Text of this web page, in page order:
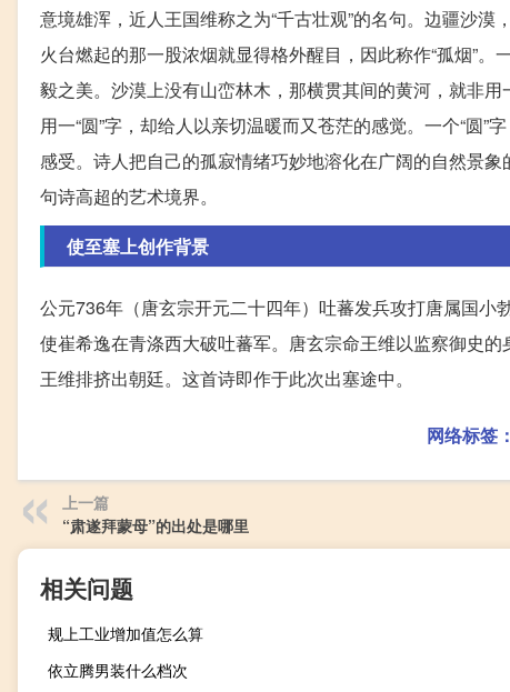
意境雄浑，近人王国维称之为“千古壮观”的名句。边疆沙漠
火台燃起的那一股浓烟就显得格外醒目，因此称作“孤烟”。
毅之美。沙漠上没有山峦林木，那横贯其间的黄河，就非
用一“圆”字，却给人以亲切温暖而又苍茫的感觉。一个“圆
感受。诗人把自己的孤寂情绪巧妙地溶化在广阔的自然景
句诗高超的艺术境界。
使至塞上创作背景
公元736年（唐玄宗开元二十四年）吐蕃发兵攻打唐属国
使崔希逸在青涤西大破吐蕃军。唐玄宗命王维以监察御史
王维排挤出朝廷。这首诗即作于此次出塞途中。
网络标签：
上一篇
“肃遂拜蒙母”的出处是哪里
相关问题
规上工业增加值怎么算
依立腾男装什么档次